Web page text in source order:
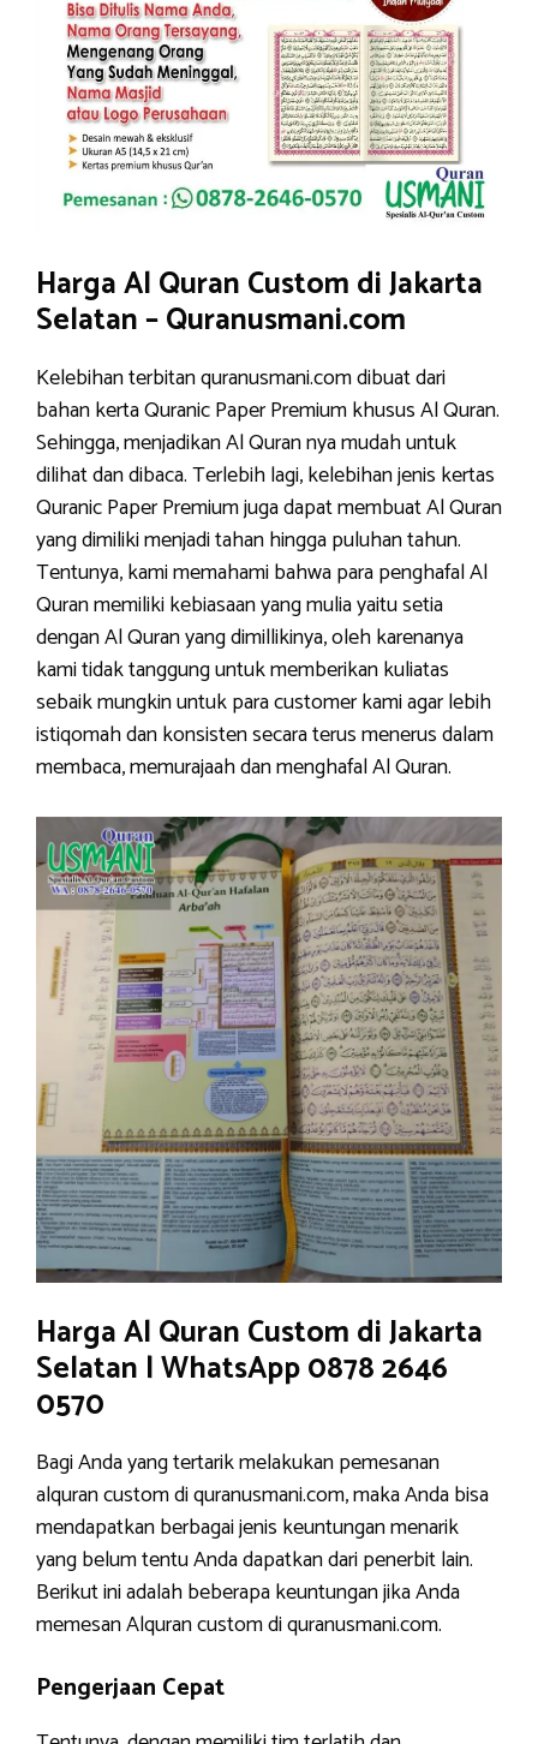
Harga Al Quran Custom di Jakarta
Selatan – Quranusmani.com
Kelebihan terbitan quranusmani.com dibuat dari
bahan kerta Quranic Paper Premium khusus Al Quran.
Sehingga, menjadikan Al Quran nya mudah untuk
dilihat dan dibaca. Terlebih lagi, kelebihan jenis kertas
Quranic Paper Premium juga dapat membuat Al Quran
yang dimiliki menjadi tahan hingga puluhan tahun.
Tentunya, kami memahami bahwa para penghafal Al
Quran memiliki kebiasaan yang mulia yaitu setia
dengan Al Quran yang dimillikinya, oleh karenanya
kami tidak tanggung untuk memberikan kuliatas
sebaik mungkin untuk para customer kami agar lebih
istiqomah dan konsisten secara terus menerus dalam
membaca, memurajaah dan menghafal Al Quran.
Harga Al Quran Custom di Jakarta
Selatan | WhatsApp 0878 2646
0570
Bagi Anda yang tertarik melakukan pemesanan
alquran custom di quranusmani.com, maka Anda bisa
mendapatkan berbagai jenis keuntungan menarik
yang belum tentu Anda dapatkan dari penerbit lain.
Berikut ini adalah beberapa keuntungan jika Anda
memesan Alquran custom di quranusmani.com.
Pengerjaan Cepat